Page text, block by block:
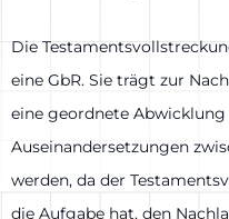
Die
eine GbR. Sie trägt zur
eine geordnete Abwicklung
Auseinandersetzungen
werden, da der
die Aufgabe hat, den